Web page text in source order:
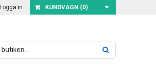
Logga in KUNDVAGN (0)